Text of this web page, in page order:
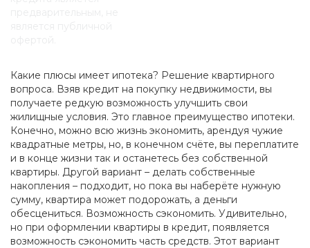
Какие плюсы имеет ипотека? Решение квартирного
вопроса. Взяв кредит на покупку недвижимости, вы
получаете редкую возможность улучшить свои
жилищные условия. Это главное преимущество ипотеки.
Конечно, можно всю жизнь экономить, арендуя чужие
квадратные метры, но, в конечном счёте, вы переплатите
и в конце жизни так и останетесь без собственной
квартиры. Другой вариант – делать собственные
накопления – подходит, но пока вы наберёте нужную
сумму, квартира может подорожать, а деньги
обесцениться. Возможность сэкономить. Удивительно,
но при оформлении квартиры в кредит, появляется
возможность сэкономить часть средств. Этот вариант